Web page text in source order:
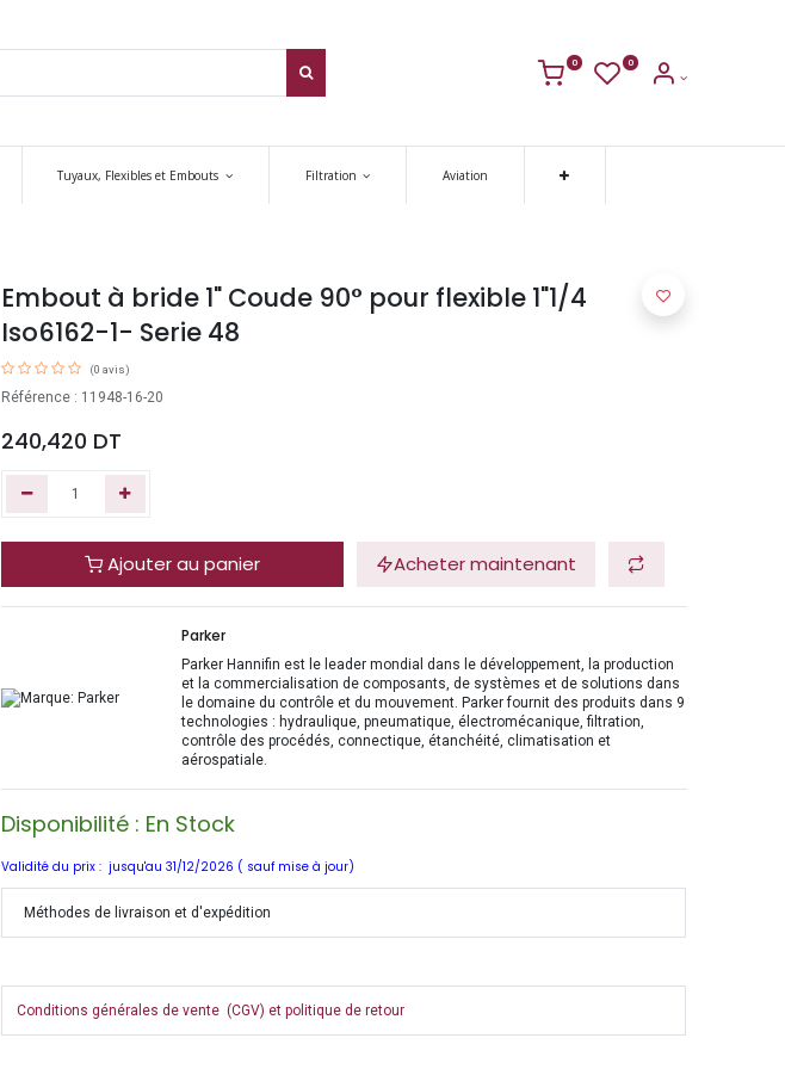
0 0
Tuyaux, Flexibles et Embouts Filtration Aviation
Embout à bride 1" Coude 90° pour flexible 1"1/4
Iso6162-1- Serie 48
(0 avis)
Référence : 11948-16-20
240,420 DT
Ajouter au panier Acheter maintenant
Parker
Parker Hannifin est le leader mondial dans le développement, la production
et la commercialisation de composants, de systèmes et de solutions dans
le domaine du contrôle et du mouvement. Parker fournit des produits dans 9
technologies : hydraulique, pneumatique, électromécanique, filtration,
contrôle des procédés, connectique, étanchéité, climatisation et
aérospatiale.
Disponibilité : En Stock
Validité du prix : jusqu'au 31/12/2026 ( sauf mise à jour)
Méthodes de livraison et d'expédition
Conditions générales de vente (CGV) et politique de retour